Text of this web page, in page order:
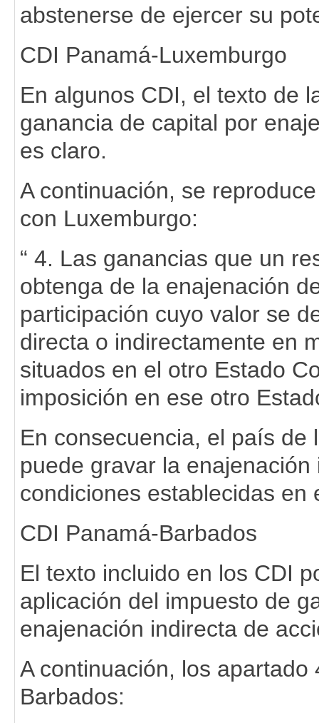
abstenerse de ejercer su
CDI Panamá-Luxemburgo
En algunos CDI, el texto de
ganancia de capital por
es claro.
A continuación, se
con Luxemburgo:
“ 4. Las ganancias que un
obtenga de la enajenación
participación cuyo valor se
directa o indirectamente en
situados en el otro Estado
imposición en ese otro
En consecuencia, el país
puede gravar la
condiciones establecidas
CDI Panamá-Barbados
El texto incluido en los CDI
aplicación del impuesto de
enajenación indirecta de
A continuación, los
Barbados: